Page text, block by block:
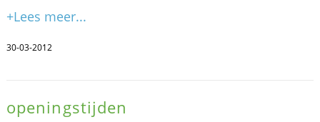
+Lees meer...
30-03-2012
openingstijden